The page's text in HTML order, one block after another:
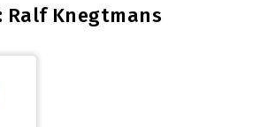
Ralf Knegtmans